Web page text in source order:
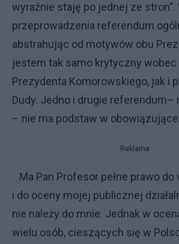
wyraźnie staję po jednej ze stron”.
przeprowadzenia referendum
abstrahując od motywów obu
jestem tak samo krytyczny wobec
Prezydenta Komorowskiego, jak i
Dudy. Jedno i drugie referendum–
– nie ma podstaw w
Reklama
Ma Pan Profesor pełne prawo do
i do oceny mojej publicznej
nie należy do mnie. Jednak w
wielu osób, cieszących się w